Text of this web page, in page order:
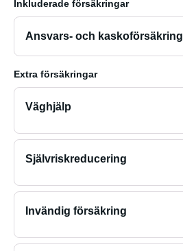
Inkluderade försäkringar
Ansvars- och kaskoförsäkring
Extra försäkringar
Väghjälp
Självriskreducering
Invändig försäkring